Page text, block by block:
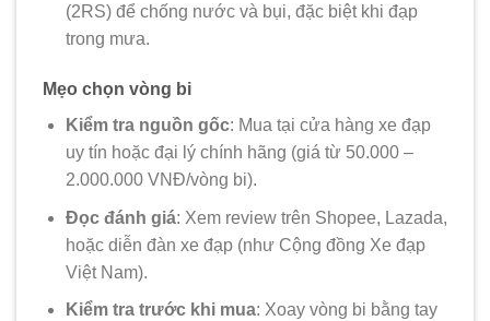
(2RS) để chống nước và bụi, đặc biệt khi đạp
trong mưa.
Mẹo chọn vòng bi
Kiểm tra nguồn gốc: Mua tại cửa hàng xe đạp
uy tín hoặc đại lý chính hãng (giá từ 50.000 –
2.000.000 VNĐ/vòng bi).
Đọc đánh giá: Xem review trên Shopee, Lazada,
hoặc diễn đàn xe đạp (như Cộng đồng Xe đạp
Việt Nam).
Kiểm tra trước khi mua: Xoay vòng bi bằng tay